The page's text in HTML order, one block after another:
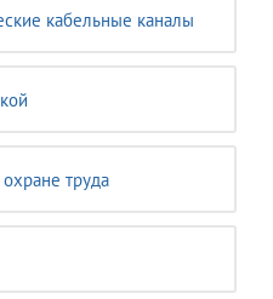
кабельные каналы
труда